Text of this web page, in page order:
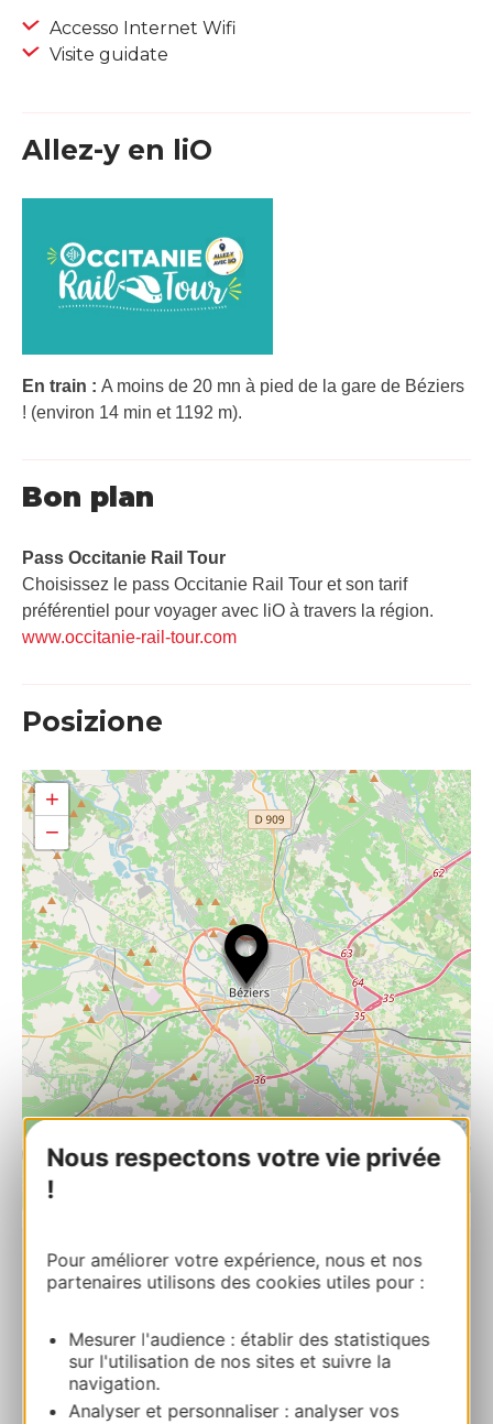
Nous respectons votre vie privée
!
Pour améliorer votre expérience, nous et nos
partenaires utilisons des cookies utiles pour :
Mesurer l'audience : établir des statistiques
sur l'utilisation de nos sites et suivre la
navigation.
Analyser et personnaliser : analyser vos
Accesso Internet Wifi
Visite guidate
Allez-y en liO
En train : A moins de 20 mn à pied de la gare de Béziers
! (environ 14 min et 1192 m).
Bon plan
Pass Occitanie Rail Tour​
Choisissez le pass Occitanie Rail Tour et son tarif
préférentiel pour voyager avec liO à travers la région.
www.occitanie-rail-tour.com
Posizione
+
−
Musée Juif de Béziers
Calcola il tuo percorso